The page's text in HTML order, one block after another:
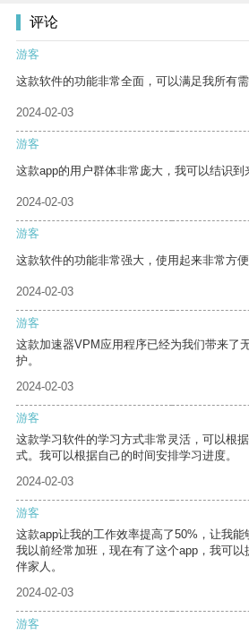
评论
游客
这款软件的功能非常全面，可以满足我所有需
2024-02-03
游客
这款app的用户群体非常庞大，我可以结识到
2024-02-03
游客
这款软件的功能非常强大，使用起来非常方便
2024-02-03
游客
这款加速器VPM应用程序已经为我们带来了
护。
2024-02-03
游客
这款学习软件的学习方式非常灵活，可以根
式。我可以根据自己的时间安排学习进度。
2024-02-03
游客
这款app让我的工作效率提高了50%，让我能
我以前经常加班，现在有了这个app，我可
伴家人。
2024-02-03
游客